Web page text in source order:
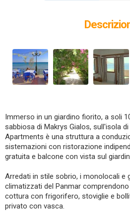
Immerso in un giardino fiorito, a soli
sabbiosa di Makrys Gialos, sull'isola
Apartments è una struttura a
sistemazioni con ristorazione
gratuita e balcone con vista sul
Arredati in stile sobrio, i monolocali e
climatizzati del Panmar
cottura con frigorifero, stoviglie e
privato con vasca.